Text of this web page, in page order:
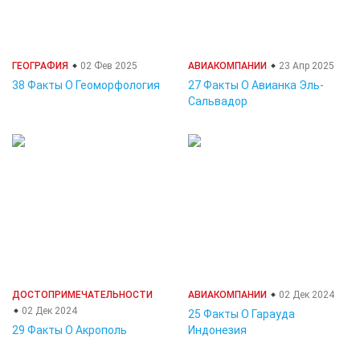
ГЕОГРАФИЯ 02 Фев 2025
38 Факты О Геоморфология
АВИАКОМПАНИИ 23 Апр 2025
27 Факты О Авианка Эль-
Сальвадор
ДОСТОПРИМЕЧАТЕЛЬНОСТИ
02 Дек 2024
29 Факты О Акрополь
АВИАКОМПАНИИ 02 Дек 2024
25 Факты О Гарауда
Индонезия